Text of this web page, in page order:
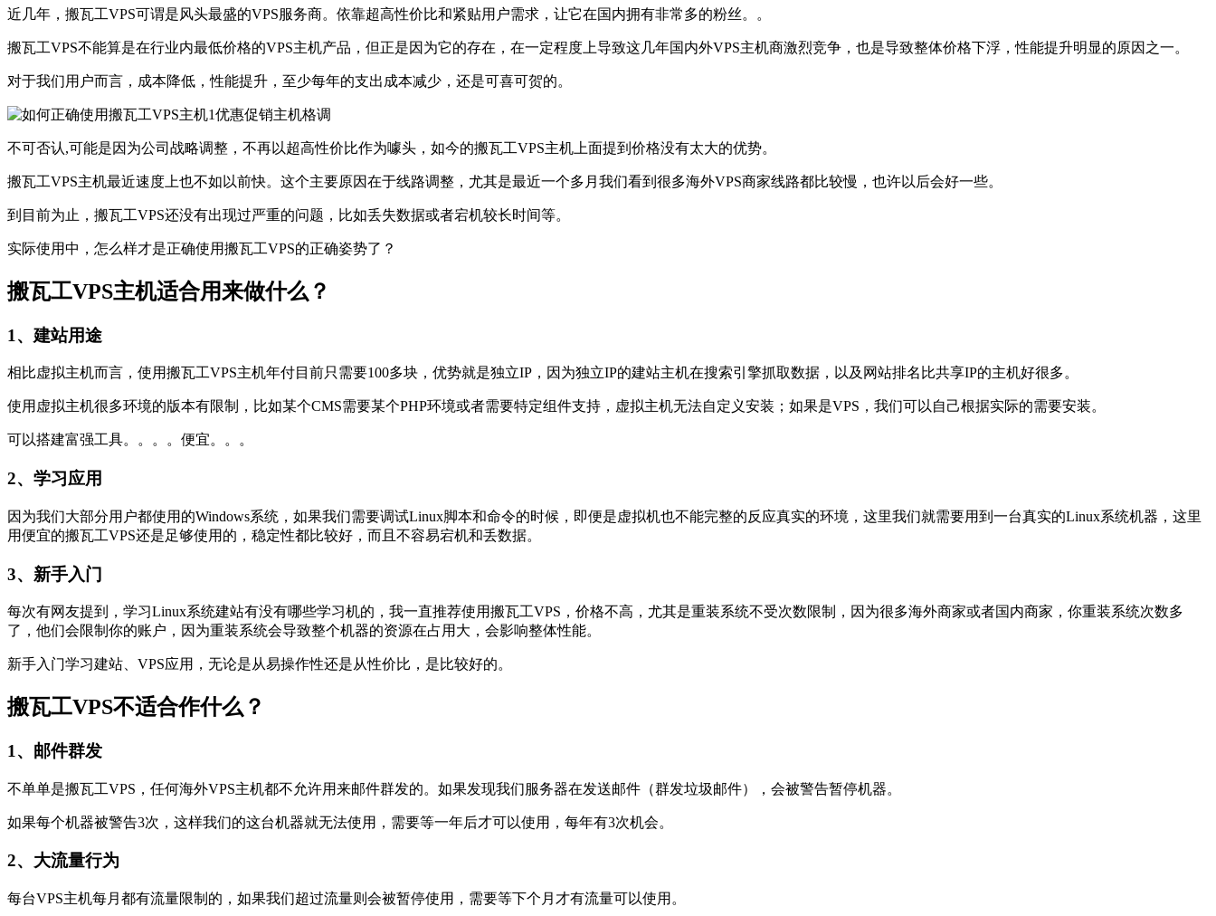
近几年，搬瓦工VPS可谓是风头最盛的VPS服务商。依靠超高性价比和紧贴用户需求，让它在国内拥有非常多的粉丝。。
搬瓦工VPS不能算是在行业内最低价格的VPS主机产品，但正是因为它的存在，在一定程度上导致这几年国内外VPS主机商激烈竞争，也是导致整体价格下浮，性能提升明显的原因之一。
对于我们用户而言，成本降低，性能提升，至少每年的支出成本减少，还是可喜可贺的。
不可否认,可能是因为公司战略调整，不再以超高性价比作为噱头，如今的搬瓦工VPS主机上面提到价格没有太大的优势。
搬瓦工VPS主机最近速度上也不如以前快。这个主要原因在于线路调整，尤其是最近一个多月我们看到很多海外VPS商家线路都比较慢，也许以后会好一些。
到目前为止，搬瓦工VPS还没有出现过严重的问题，比如丢失数据或者宕机较长时间等。
实际使用中，怎么样才是正确使用搬瓦工VPS的正确姿势了？
搬瓦工VPS主机适合用来做什么？
1、建站用途
相比虚拟主机而言，使用搬瓦工VPS主机年付目前只需要100多块，优势就是独立IP，因为独立IP的建站主机在搜索引擎抓取数据，以及网站排名比共享IP的主机好很多。
使用虚拟主机很多环境的版本有限制，比如某个CMS需要某个PHP环境或者需要特定组件支持，虚拟主机无法自定义安装；如果是VPS，我们可以自己根据实际的需要安装。
可以搭建富强工具。。。。便宜。。。
2、学习应用
因为我们大部分用户都使用的Windows系统，如果我们需要调试Linux脚本和命令的时候，即便是虚拟机也不能完整的反应真实的环境，这里我们就需要用到一台真实的Linux系统机器，这里
用便宜的搬瓦工VPS还是足够使用的，稳定性都比较好，而且不容易宕机和丢数据。
3、新手入门
每次有网友提到，学习Linux系统建站有没有哪些学习机的，我一直推荐使用搬瓦工VPS，价格不高，尤其是重装系统不受次数限制，因为很多海外商家或者国内商家，你重装系统次数多
了，他们会限制你的账户，因为重装系统会导致整个机器的资源在占用大，会影响整体性能。
新手入门学习建站、VPS应用，无论是从易操作性还是从性价比，是比较好的。
搬瓦工VPS不适合作什么？
1、邮件群发
不单单是搬瓦工VPS，任何海外VPS主机都不允许用来邮件群发的。如果发现我们服务器在发送邮件（群发垃圾邮件），会被警告暂停机器。
如果每个机器被警告3次，这样我们的这台机器就无法使用，需要等一年后才可以使用，每年有3次机会。
2、大流量行为
每台VPS主机每月都有流量限制的，如果我们超过流量则会被暂停使用，需要等下个月才有流量可以使用。